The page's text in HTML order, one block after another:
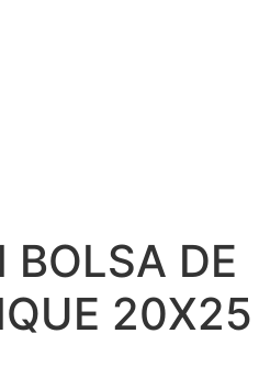
BOLSA DE
20X25